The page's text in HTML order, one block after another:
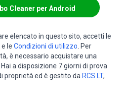
Cleaner per Android
elencato in questo sito, accetti le
e le Condizioni di utilizzo . Per
è necessario acquistare una
a disposizione 7 giorni di prova
proprietà ed è gestito da RCS LT,